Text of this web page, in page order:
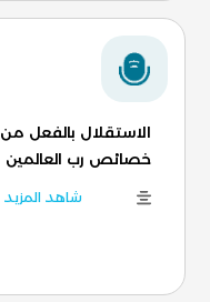
الاستقلال بالفعل من
خصائص رب العالمين
شاهد المزيد